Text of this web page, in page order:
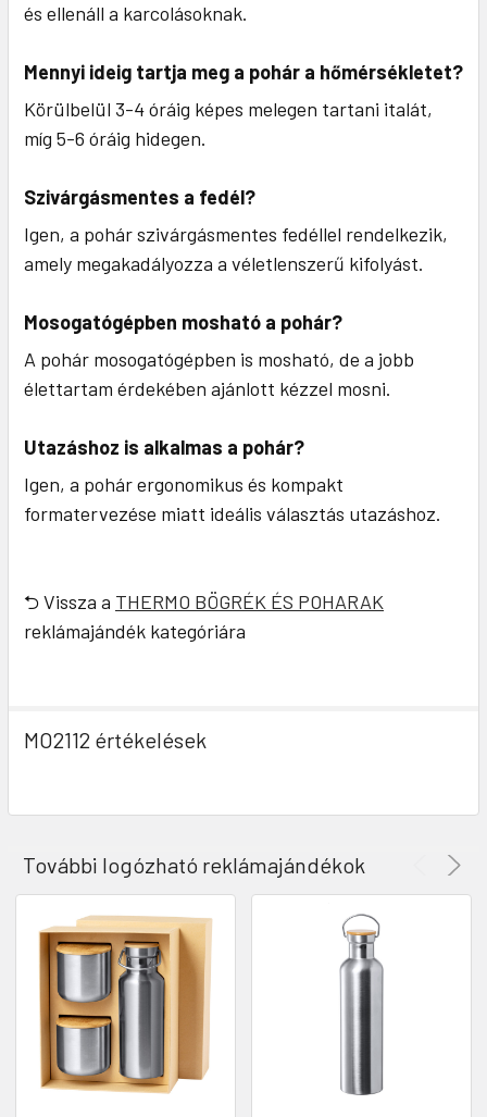
és ellenáll a karcolásoknak.
Mennyi ideig tartja meg a pohár a hőmérsékletet?
Körülbelül 3-4 óráig képes melegen tartani italát,
míg 5-6 óráig hidegen.
Szivárgásmentes a fedél?
Igen, a pohár szivárgásmentes fedéllel rendelkezik,
amely megakadályozza a véletlenszerű kifolyást.
Mosogatógépben mosható a pohár?
A pohár mosogatógépben is mosható, de a jobb
élettartam érdekében ajánlott kézzel mosni.
Utazáshoz is alkalmas a pohár?
Igen, a pohár ergonomikus és kompakt
formatervezése miatt ideális választás utazáshoz.
⮌ Vissza a THERMO BÖGRÉK ÉS POHARAK
reklámajándék kategóriára
MO2112 értékelések
További logózható reklámajándékok